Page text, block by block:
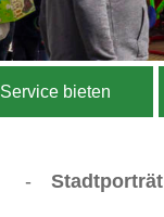
Service bieten
- Stadtporträt